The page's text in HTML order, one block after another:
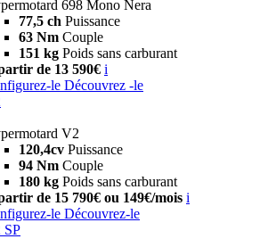
698 Mono Nera
77,5 ch Puissance
63 Nm Couple
151 kg Poids sans carburant
de 13 590€ i
le Découvrez -le
V2
120,4cv Puissance
94 Nm Couple
180 kg Poids sans carburant
de 15 790€ ou 149€/mois i
le Découvrez-le
SP